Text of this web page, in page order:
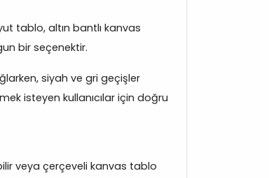
tablo, altın bantlı kanvas
bir seçenektir.
siyah ve gri geçişler
isteyen kullanıcılar için doğru
veya çerçeveli kanvas tablo